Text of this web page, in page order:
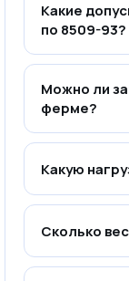
Какие
по 8509-93?
Можно ли
ферме?
Какую
Сколько